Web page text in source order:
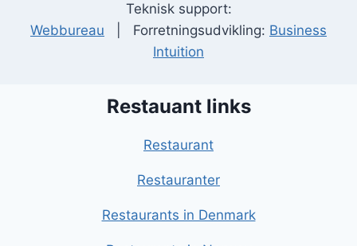
Teknisk support:
Webbureau | Forretningsudvikling: Business
Intuition
Restauant links
Restaurant
Restauranter
Restaurants in Denmark